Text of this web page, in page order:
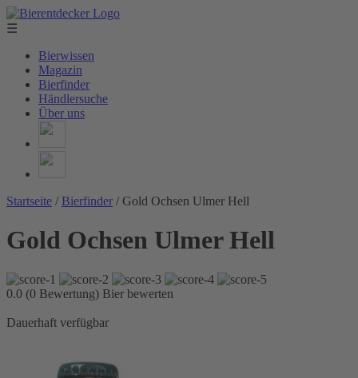
☰
Bierwissen
Magazin
Bierfinder
Händlersuche
Über uns
Startseite / Bierfinder / Gold Ochsen Ulmer Hell
Gold Ochsen Ulmer Hell
0.0 (0 Bewertung) Bier bewerten
Dauerhaft verfügbar